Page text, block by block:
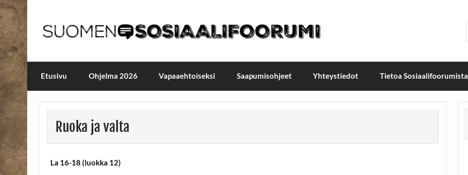
Skip
to
content
Maailmanparannuspäivät / Suomen Sosiaalifoorumi
Maailmanparannuspäivät Lapinlahden Lähteellä, Helsingissä 26.–27.9.2026
Etusivu Ohjelma 2026 Vapaaehtoiseksi Saapumisohjeet Yhteystiedot Tietoa Sosiaalifoorumista
Ruoka ja valta
La 16-18 (luokka 12)